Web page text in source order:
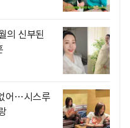
의 신부된
어…시스루